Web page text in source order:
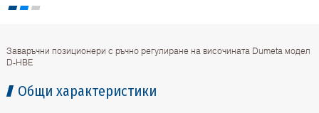
Заваръчни позиционери с ръчно регулиране на височината Dumeta модел
D-HBE
Общи характеристики